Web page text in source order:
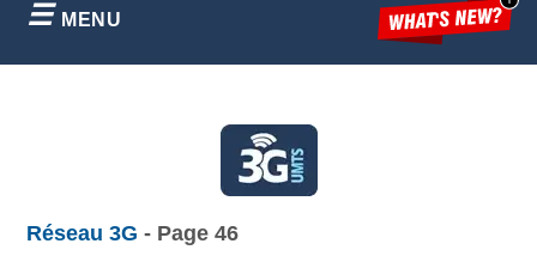
MENU
Réseau 3G - Page 46